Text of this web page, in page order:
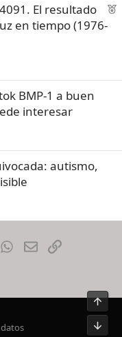
F
r
El resultado
en tiempo (1976-
BMP-1 a buen
interesar
autismo,
WhatsApp
EmailEnlace